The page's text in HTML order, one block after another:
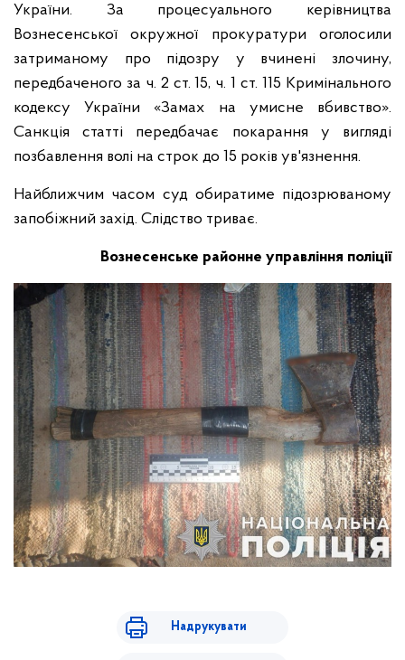
України. За процесуального керівництва
Вознесенської окружної прокуратури оголосили
затриманому про підозру у вчинені злочину,
передбаченого за ч. 2 ст. 15, ч. 1 ст. 115 Кримінального
кодексу України «Замах на умисне вбивство».
Санкція статті передбачає покарання у вигляді
позбавлення волі на строк до 15 років ув'язнення.
Найближчим часом суд обиратиме підозрюваному
запобіжний захід. Слідство триває.
Вознесенське районне управління поліції
Надрукувати